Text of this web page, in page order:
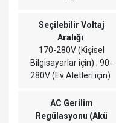
Seçilebilir Voltaj
Aralığı
170-280V (Kişisel
Bilgisayarlar için) ; 90-
280V (Ev Aletleri için)
AC Gerilim
Regülasyonu (Akü